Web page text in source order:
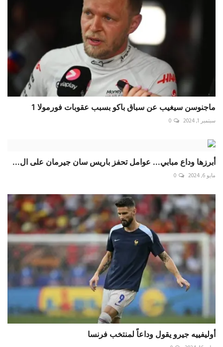
ماجنوسن سيغيب عن سباق باكو بسبب عقوبات فورمولا 1
سبتمبر 1, 2024 0
أبرزها وداع مبابي... عوامل تحفز باريس سان جيرمان على ال...
مايو 6, 2024 0
أوليفييه جيرو يقول وداعاً لمنتخب فرنسا